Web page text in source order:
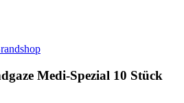
Medi-Spezial 10 Stück